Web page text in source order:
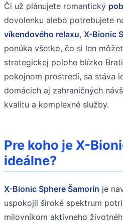
Či už plánujete romantický
dovolenku alebo potrebujete
víkendového relaxu, X-Bionic
ponúka všetko, čo si len
strategickej polohe blízko
pokojnom prostredí, sa stáva
domácich aj zahraničných
kvalitu a komplexné služby.
Pre koho je X-
ideálne?
X-Bionic Sphere Šamorín je
uspokojil široké spektrum
milovníkom aktívneho